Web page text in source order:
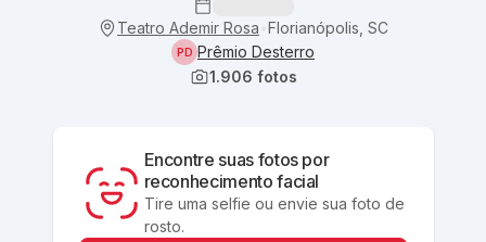
Teatro Ademir Rosa Florianópolis, SC
PD Prêmio Desterro
1.906 fotos
Encontre suas fotos por
reconhecimento facial
Tire uma selfie ou envie sua foto de
rosto.